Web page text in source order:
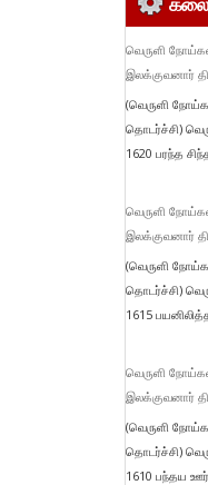
வெருளி
இலக்குவனார்
(வெருளி
தொடர்ச்சி)
1620 பரந்த
வெருளி
இலக்குவனார்
(வெருளி
தொடர்ச்சி)
1615
வெருளி
இலக்குவனார்
(வெருளி
தொடர்ச்சி)
1610 பந்தய